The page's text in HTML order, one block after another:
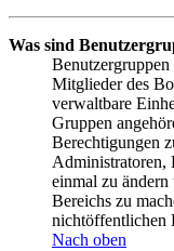
Was sind
Mitglieder des
verwaltbare
Gruppen
Berechtigungen
Administratoren,
einmal zu
Bereichs zu
nichtöffentlichen
Nach oben